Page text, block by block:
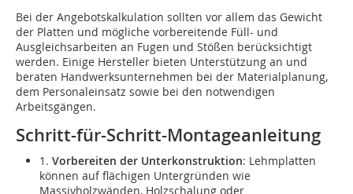
Bei der Angebotskalkulation sollten vor allem das ­Gewicht
der Platten und mögliche vorbereitende Füll- und
Ausgleichsarbeiten an Fugen und Stößen berücksichtigt
werden. Einige Hersteller bieten Unterstützung an und
beraten Handwerksunternehmen bei der Materialplanung,
dem Personaleinsatz sowie bei den notwendigen
Arbeitsgängen.
Schritt-für-Schritt-Montageanleitung
1. Vorbereiten der Unterkonstruktion: Lehmplatten
können auf flächigen Untergründen wie
Massivholzwänden, Holzschalung oder